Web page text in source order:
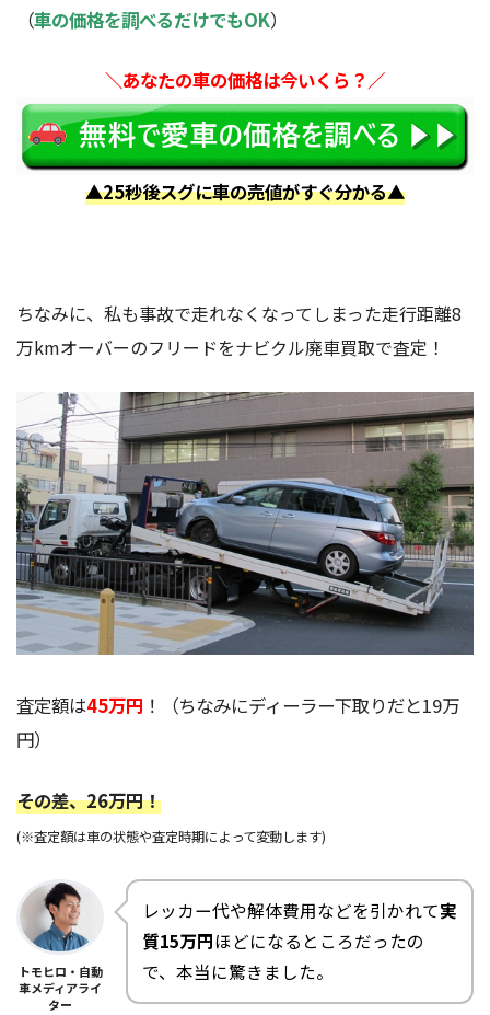
（車の価格を調べるだけでもOK）
＼あなたの車の価格は今いくら？／
▲25秒後スグに車の売値がすぐ分かる▲
ちなみに、私も事故で走れなくなってしまった走行距離8
万kmオーバーのフリードをナビクル廃車買取で査定！
査定額は45万円 ！（ちなみにディーラー下取りだと19万
円）
その差、26万円！
(※査定額は車の状態や査定時期によって変動します)
トモヒロ・自動
車メディアライ
ター
レッカー代や解体費用などを引かれて実
質15万円ほどになるところだったの
で、本当に驚きました。